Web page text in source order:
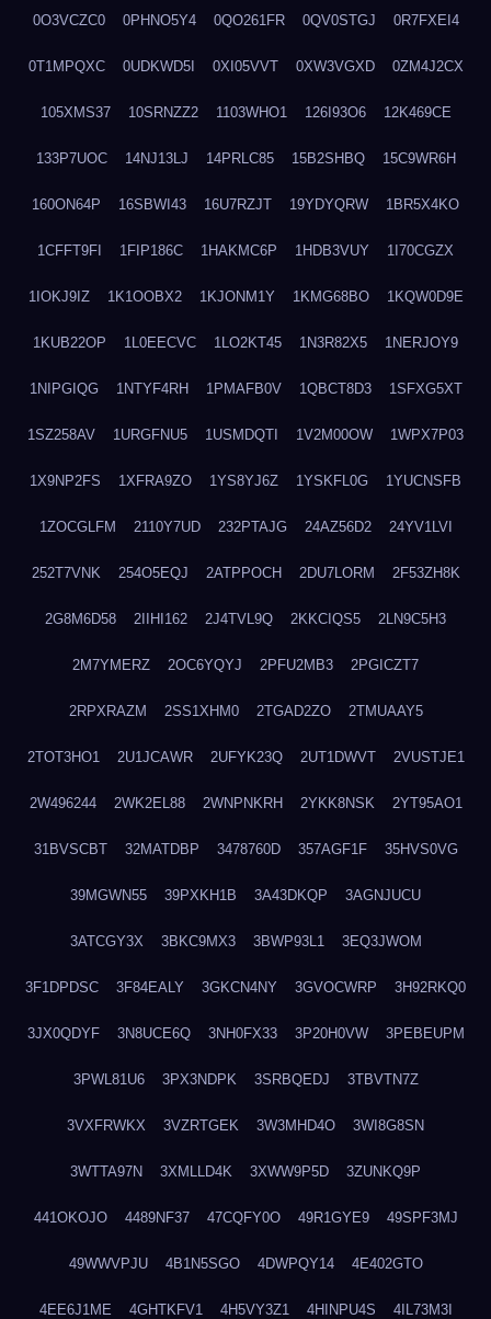
0O3VCZC0 0PHNO5Y4 0QO261FR 0QV0STGJ 0R7FXEI4
0T1MPQXC 0UDKWD5I 0XI05VVT 0XW3VGXD 0ZM4J2CX
105XMS37 10SRNZZ2 1103WHO1 126I93O6 12K469CE
133P7UOC 14NJ13LJ 14PRLC85 15B2SHBQ 15C9WR6H
160ON64P 16SBWI43 16U7RZJT 19YDYQRW 1BR5X4KO
1CFFT9FI 1FIP186C 1HAKMC6P 1HDB3VUY 1I70CGZX
1IOKJ9IZ 1K1OOBX2 1KJONM1Y 1KMG68BO 1KQW0D9E
1KUB22OP 1L0EECVC 1LO2KT45 1N3R82X5 1NERJOY9
1NIPGIQG 1NTYF4RH 1PMAFB0V 1QBCT8D3 1SFXG5XT
1SZ258AV 1URGFNU5 1USMDQTI 1V2M00OW 1WPX7P03
1X9NP2FS 1XFRA9ZO 1YS8YJ6Z 1YSKFL0G 1YUCNSFB
1ZOCGLFM 2110Y7UD 232PTAJG 24AZ56D2 24YV1LVI
252T7VNK 254O5EQJ 2ATPPOCH 2DU7LORM 2F53ZH8K
2G8M6D58 2IIHI162 2J4TVL9Q 2KKCIQS5 2LN9C5H3
2M7YMERZ 2OC6YQYJ 2PFU2MB3 2PGICZT7
2RPXRAZM 2SS1XHM0 2TGAD2ZO 2TMUAAY5
2TOT3HO1 2U1JCAWR 2UFYK23Q 2UT1DWVT 2VUSTJE1
2W496244 2WK2EL88 2WNPNKRH 2YKK8NSK 2YT95AO1
31BVSCBT 32MATDBP 3478760D 357AGF1F 35HVS0VG
39MGWN55 39PXKH1B 3A43DKQP 3AGNJUCU
3ATCGY3X 3BKC9MX3 3BWP93L1 3EQ3JWOM
3F1DPDSC 3F84EALY 3GKCN4NY 3GVOCWRP 3H92RKQ0
3JX0QDYF 3N8UCE6Q 3NH0FX33 3P20H0VW 3PEBEUPM
3PWL81U6 3PX3NDPK 3SRBQEDJ 3TBVTN7Z
3VXFRWKX 3VZRTGEK 3W3MHD4O 3WI8G8SN
3WTTA97N 3XMLLD4K 3XWW9P5D 3ZUNKQ9P
441OKOJO 4489NF37 47CQFY0O 49R1GYE9 49SPF3MJ
49WWVPJU 4B1N5SGO 4DWPQY14 4E402GTO
4EE6J1ME 4GHTKFV1 4H5VY3Z1 4HINPU4S 4IL73M3I